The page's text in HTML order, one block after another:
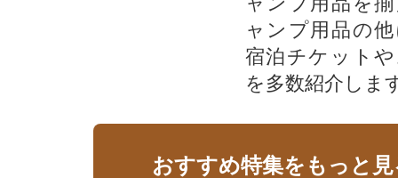
ャンプ用品の
宿泊チケット
を多数紹介しま
おすすめ特集をもっと